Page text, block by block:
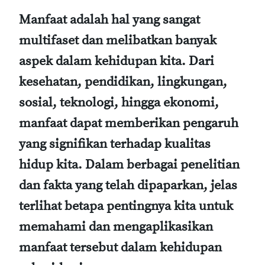
Manfaat adalah hal yang sangat
multifaset dan melibatkan banyak
aspek dalam kehidupan kita. Dari
kesehatan, pendidikan, lingkungan,
sosial, teknologi, hingga ekonomi,
manfaat dapat memberikan pengaruh
yang signifikan terhadap kualitas
hidup kita. Dalam berbagai penelitian
dan fakta yang telah dipaparkan, jelas
terlihat betapa pentingnya kita untuk
memahami dan mengaplikasikan
manfaat tersebut dalam kehidupan